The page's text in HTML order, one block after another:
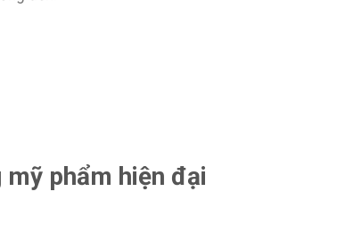
phẩm hiện đại